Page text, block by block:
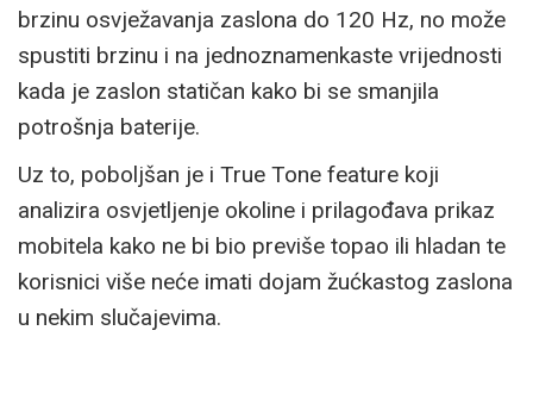
brzinu osvježavanja zaslona do 120 Hz, no može
spustiti brzinu i na jednoznamenkaste vrijednosti
kada je zaslon statičan kako bi se smanjila
potrošnja baterije.
Uz to, poboljšan je i True Tone feature koji
analizira osvjetljenje okoline i prilagođava prikaz
mobitela kako ne bi bio previše topao ili hladan te
korisnici više neće imati dojam žućkastog zaslona
u nekim slučajevima.